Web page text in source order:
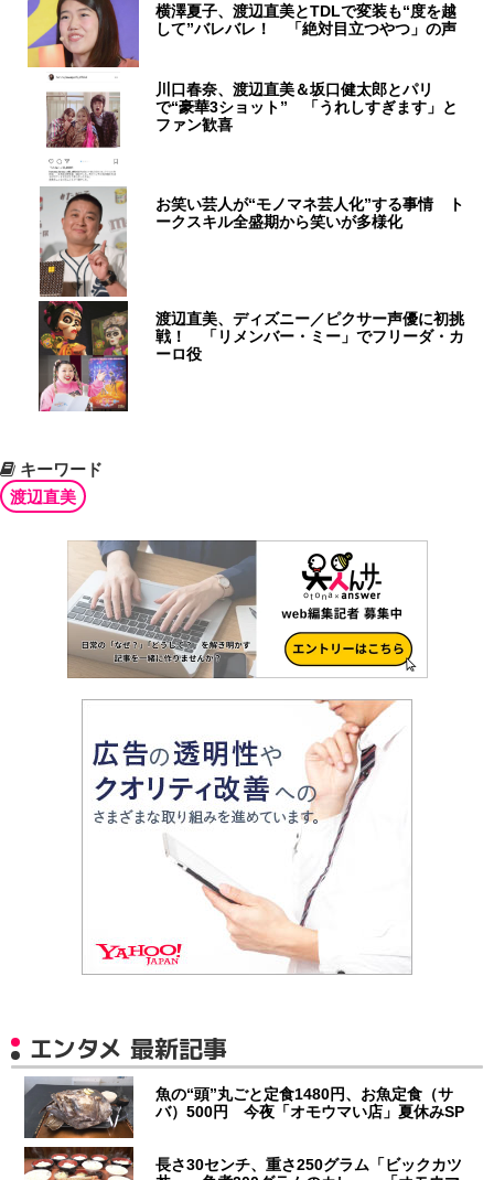
横澤夏子、渡辺直美とTDLで変装も“度を越
して”バレバレ！ 「絶対目立つやつ」の声
川口春奈、渡辺直美＆坂口健太郎とパリ
で“豪華3ショット” 「うれしすぎます」と
ファン歓喜
お笑い芸人が“モノマネ芸人化”する事情 ト
ークスキル全盛期から笑いが多様化
渡辺直美、ディズニー／ピクサー声優に初挑
戦！ 「リメンバー・ミー」でフリーダ・カ
ーロ役
キーワード
渡辺直美
エンタメ 最新記事
魚の“頭”丸ごと定食1480円、お魚定食（サ
バ）500円 今夜「オモウマい店」夏休みSP
長さ30センチ、重さ250グラム「ビックカツ